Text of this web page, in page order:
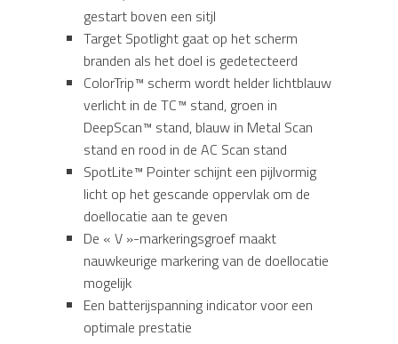
gestart boven een sitjl
Target Spotlight gaat op het scherm
branden als het doel is gedetecteerd
ColorTrip™ scherm wordt helder lichtblauw
verlicht in de TC™ stand, groen in
DeepScan™ stand, blauw in Metal Scan
stand en rood in de AC Scan stand
SpotLite™ Pointer schijnt een pijlvormig
licht op het gescande oppervlak om de
doellocatie aan te geven
De « V »-markeringsgroef maakt
nauwkeurige markering van de doellocatie
mogelijk
Een batterijspanning indicator voor een
optimale prestatie